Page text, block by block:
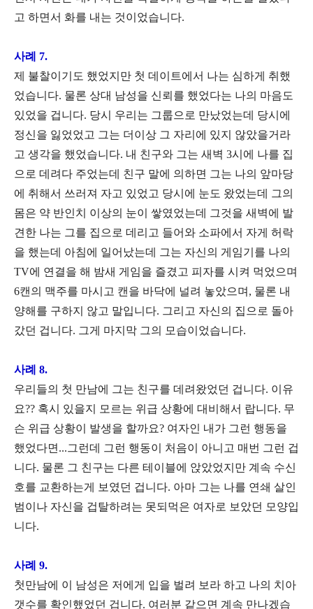
고 하면서 화를 내는 것이었습니다.
사례 7.
제 불찰이기도 했었지만 첫 데이트에서 나는 심하게 취했
었습니다. 물론 상대 남성을 신뢰를 했었다는 나의 마음도
있었을 겁니다. 당시 우리는 그룹으로 만났었는데 당시에
정신을 잃었었고 그는 더이상 그 자리에 있지 않았을거라
고 생각을 했었습니다. 내 친구와 그는 새벽 3시에 나를 집
으로 데려다 주었는데 친구 말에 의하면 그는 나의 앞마당
에 취해서 쓰러져 자고 있었고 당시에 눈도 왔었는데 그의
몸은 약 반인치 이상의 눈이 쌓였었는데 그것을 새벽에 발
견한 나는 그를 집으로 데리고 들어와 소파에서 자게 허락
을 했는데 아침에 일어났는데 그는 자신의 게임기를 나의
TV에 연결을 해 밤새 게임을 즐겼고 피자를 시켜 먹었으며
6캔의 맥주를 마시고 캔을 바닥에 널려 놓았으며, 물론 내
양해를 구하지 않고 말입니다. 그리고 자신의 집으로 돌아
갔던 겁니다. 그게 마지막 그의 모습이었습니다.
사례 8.
우리들의 첫 만남에 그는 친구를 데려왔었던 겁니다. 이유
요?? 혹시 있을지 모르는 위급 상황에 대비해서 랍니다. 무
슨 위급 상황이 발생을 할까요? 여자인 내가 그런 행동을
했었다면...그런데 그런 행동이 처음이 아니고 매번 그런 겁
니다. 물론 그 친구는 다른 테이블에 앉았었지만 계속 수신
호를 교환하는게 보였던 겁니다. 아마 그는 나를 연쇄 살인
범이나 자신을 겁탈하려는 못되먹은 여자로 보았던 모양입
니다.
사례 9.
첫만남에 이 남성은 저에게 입을 벌려 보라 하고 나의 치아
갯수를 확인했었던 겁니다. 여러분 같으면 계속 만나겠습